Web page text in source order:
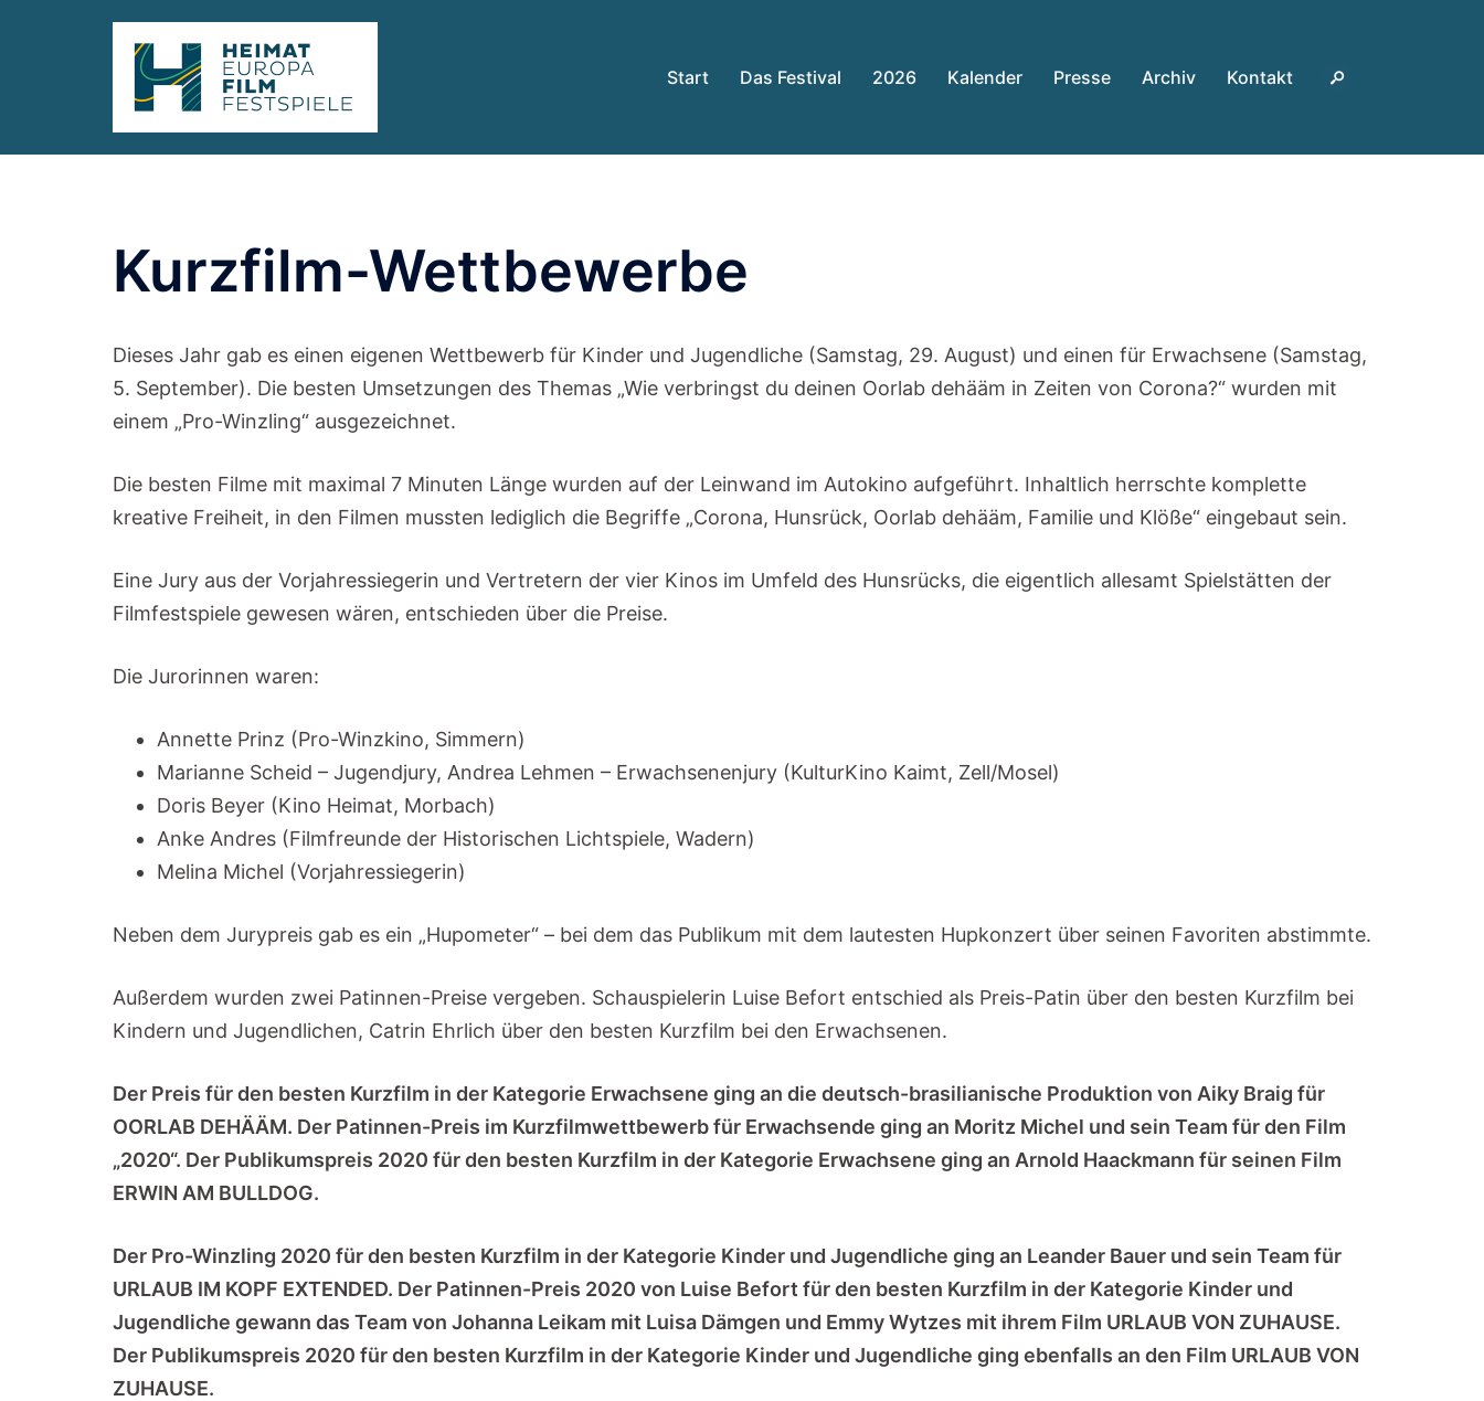
Start Das Festival 2026 Kalender Presse Archiv Kontakt
Kurzfilm-Wettbewerbe
Dieses Jahr gab es einen eigenen Wettbewerb für Kinder und Jugendliche (Samstag, 29. August) und einen für Erwachsene (Samstag,
5. September). Die besten Umsetzungen des Themas „Wie verbringst du deinen Oorlab dehääm in Zeiten von Corona?“ wurden mit
einem „Pro-Winzling“ ausgezeichnet.
Die besten Filme mit maximal 7 Minuten Länge wurden auf der Leinwand im Autokino aufgeführt. Inhaltlich herrschte komplette
kreative Freiheit, in den Filmen mussten lediglich die Begriffe „Corona, Hunsrück, Oorlab dehääm, Familie und Klöße“ eingebaut sein.
Eine Jury aus der Vorjahressiegerin und Vertretern der vier Kinos im Umfeld des Hunsrücks, die eigentlich allesamt Spielstätten der
Filmfestspiele gewesen wären, entschieden über die Preise.
Die Jurorinnen waren:
Annette Prinz (Pro-Winzkino, Simmern)
Marianne Scheid – Jugendjury, Andrea Lehmen – Erwachsenenjury (KulturKino Kaimt, Zell/Mosel)
Doris Beyer (Kino Heimat, Morbach)
Anke Andres (Filmfreunde der Historischen Lichtspiele, Wadern)
Melina Michel (Vorjahressiegerin)
Neben dem Jurypreis gab es ein „Hupometer“ – bei dem das Publikum mit dem lautesten Hupkonzert über seinen Favoriten abstimmte.
Außerdem wurden zwei Patinnen-Preise vergeben. Schauspielerin Luise Befort entschied als Preis-Patin über den besten Kurzfilm bei
Kindern und Jugendlichen, Catrin Ehrlich über den besten Kurzfilm bei den Erwachsenen.
Der Preis für den besten Kurzfilm in der Kategorie Erwachsene ging an die deutsch-brasilianische Produktion von Aiky Braig für
OORLAB DEHÄÄM. Der Patinnen-Preis im Kurzfilmwettbewerb für Erwachsende ging an Moritz Michel und sein Team für den Film
„2020“. Der Publikumspreis 2020 für den besten Kurzfilm in der Kategorie Erwachsene ging an Arnold Haackmann für seinen Film
ERWIN AM BULLDOG.
Der Pro-Winzling 2020 für den besten Kurzfilm in der Kategorie Kinder und Jugendliche ging an Leander Bauer und sein Team für
URLAUB IM KOPF EXTENDED. Der Patinnen-Preis 2020 von Luise Befort für den besten Kurzfilm in der Kategorie Kinder und
Jugendliche gewann das Team von Johanna Leikam mit Luisa Dämgen und Emmy Wytzes mit ihrem Film URLAUB VON ZUHAUSE.
Der Publikumspreis 2020 für den besten Kurzfilm in der Kategorie Kinder und Jugendliche ging ebenfalls an den Film URLAUB VON
ZUHAUSE.